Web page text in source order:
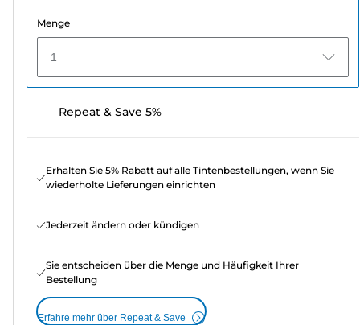
Menge
1
Repeat & Save 5%
Erhalten Sie 5% Rabatt auf alle Tintenbestellungen, wenn Sie
wiederholte Lieferungen einrichten
Jederzeit ändern oder kündigen
Sie entscheiden über die Menge und Häufigkeit Ihrer
Bestellung
Erfahre mehr über Repeat & Save